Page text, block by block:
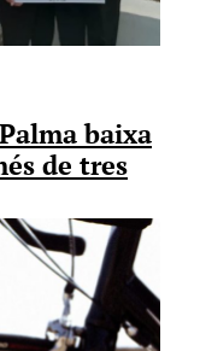
baixa
de tres